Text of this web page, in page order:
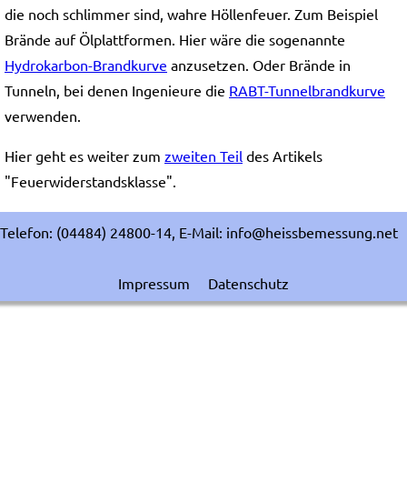
die noch schlimmer sind, wahre Höllenfeuer. Zum Beispiel
Brände auf Ölplattformen. Hier wäre die sogenannte
Hydrokarbon-Brandkurve anzusetzen. Oder Brände in
Tunneln, bei denen Ingenieure die RABT-Tunnelbrandkurve
verwenden.
Hier geht es weiter zum zweiten Teil des Artikels
"Feuerwiderstandsklasse".
Telefon: (04484) 24800-14, E-Mail: info@heissbemessung.net
Impressum Datenschutz